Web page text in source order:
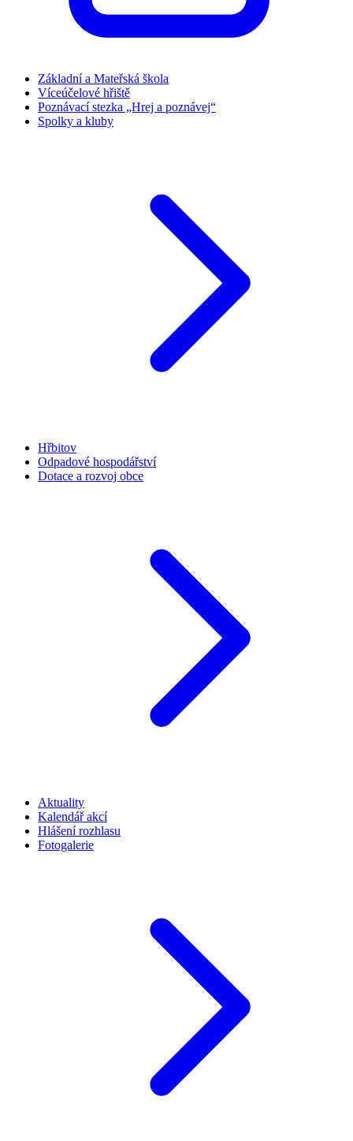
Základní a Mateřská škola
Víceúčelové hřiště
Poznávací stezka „Hrej a poznávej“
Spolky a kluby
Hřbitov
Odpadové hospodářství
Dotace a rozvoj obce
Aktuality
Kalendář akcí
Hlášení rozhlasu
Fotogalerie